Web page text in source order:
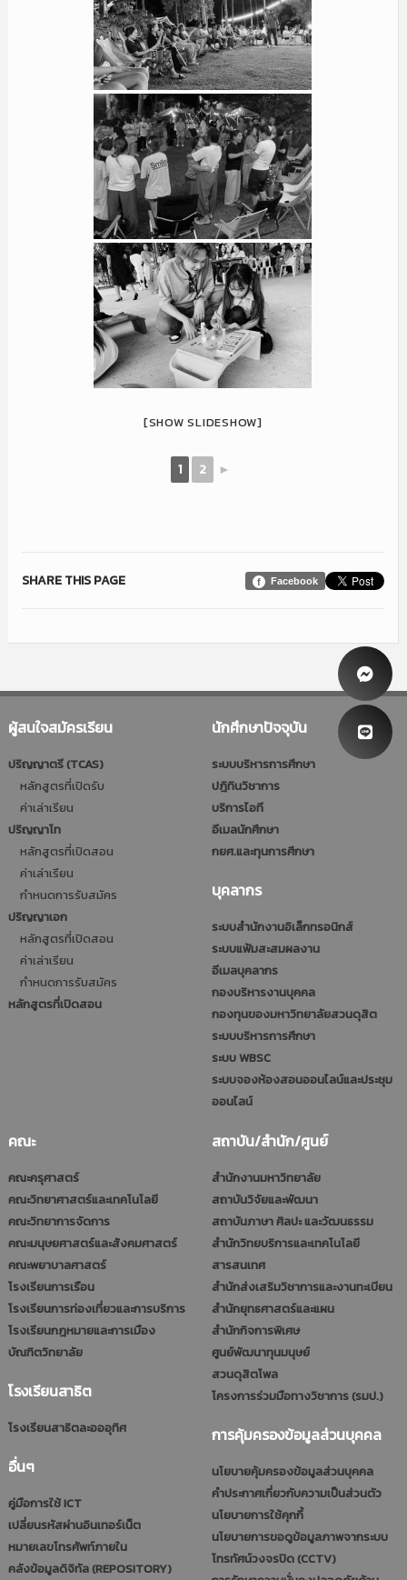
[SHOW SLIDESHOW]
1 2 ►
Facebook
SHARE THIS PAGE
ผู้สนใจสมัครเรียน
ปริญญาตรี (TCAS)
หลักสูตรที่เปิดรับ
ค่าเล่าเรียน
ปริญญาโท
หลักสูตรที่เปิดสอน
ค่าเล่าเรียน
กำหนดการรับสมัคร
ปริญญาเอก
หลักสูตรที่เปิดสอน
ค่าเล่าเรียน
กำหนดการรับสมัคร
หลักสูตรที่เปิดสอน
นักศึกษาปัจจุบัน
ระบบบริหารการศึกษา
ปฎิทินวิชาการ
บริการไอที
อีเมลนักศึกษา
กยศ.และทุนการศึกษา
บุคลากร
ระบบสำนักงานอิเล็กทรอนิกส์
ระบบแฟ้มสะสมผลงาน
อีเมลบุคลากร
กองบริหารงานบุคคล
กองทุนของมหาวิทยาลัยสวนดุสิต
ระบบบริหารการศึกษา
ระบบ WBSC
ระบบจองห้องสอนออนไลน์และประชุม
ออนไลน์
คณะ
คณะครุศาสตร์
คณะวิทยาศาสตร์และเทคโนโลยี
คณะวิทยาการจัดการ
คณะมนุษยศาสตร์และสังคมศาสตร์
คณะพยาบาลศาสตร์
โรงเรียนการเรือน
โรงเรียนการท่องเที่ยวและการบริการ
โรงเรียนกฎหมายและการเมือง
บัณฑิตวิทยาลัย
โรงเรียนสาธิต
โรงเรียนสาธิตละอออุทิศ
อื่นๆ
คู่มือการใช้ ICT
เปลี่ยนรหัสผ่านอินเทอร์เน็ต
หมายเลขโทรศัพท์ภายใน
คลังข้อมูลดิจิทัล (REPOSITORY)
สถาบัน/สำนัก/ศูนย์
สำนักงานมหาวิทยาลัย
สถาบันวิจัยและพัฒนา
สถาบันภาษา ศิลปะ และวัฒนธรรม
สำนักวิทยบริการและเทคโนโลยี
สารสนเทศ
สำนักส่งเสริมวิชาการและงานทะเบียน
สำนักยุทธศาสตร์และแผน
สำนักกิจการพิเศษ
ศูนย์พัฒนาทุนมนุษย์
สวนดุสิตโพล
โครงการร่วมมือทางวิชาการ (รมป.)
การคุ้มครองข้อมูลส่วนบุคคล
นโยบายคุ้มครองข้อมูลส่วนบุคคล
คำประกาศเกี่ยวกับความเป็นส่วนตัว
นโยบายการใช้คุกกี้
นโยบายการขอดูข้อมูลภาพจากระบบ
โทรทัศน์วงจรปิด (CCTV)